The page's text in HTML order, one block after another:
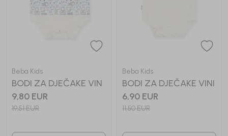
Beba Kids
BODI ZA DJEČAKE VIN
9,80 EUR
19,51EUR
Beba Kids
BODI ZA DJEČAKE VINI
6,90 EUR
11,50EUR